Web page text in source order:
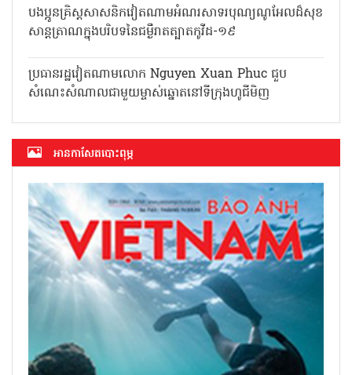
បងប្អូនគ្រិស្តសាសនិកវៀតណាមអំណរសាទរបុណ្យណូអែលដ៏សុខ
សាន្តត្រាណក្នុងបរិបទនៃជម្ងឺរាតត្បាតកូវីដ-១៩
ប្រធានរដ្ឋវៀតណាមលោក Nguyen Xuan Phuc ជួប
សំណេះសំណាលជាមួយម្ចាស់ឆ្នោតនៅទីក្រុងហូជីមិញ
អាន​កាសែត​បោះពុម្ភ